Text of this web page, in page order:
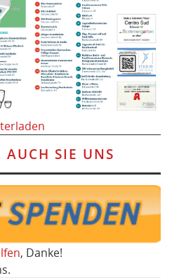
AUCH SIE UNS
, Danke!